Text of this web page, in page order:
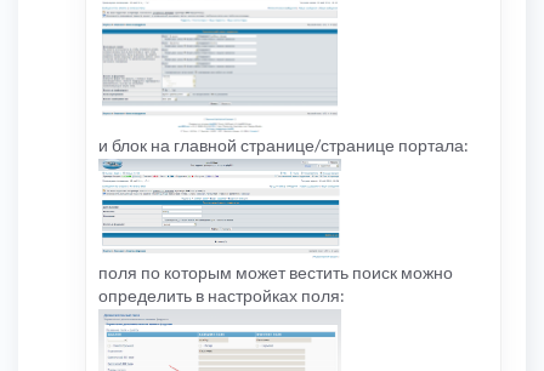
и блок на главной странице/странице портала:
поля по которым может вестить поиск можно
определить в настройках поля: